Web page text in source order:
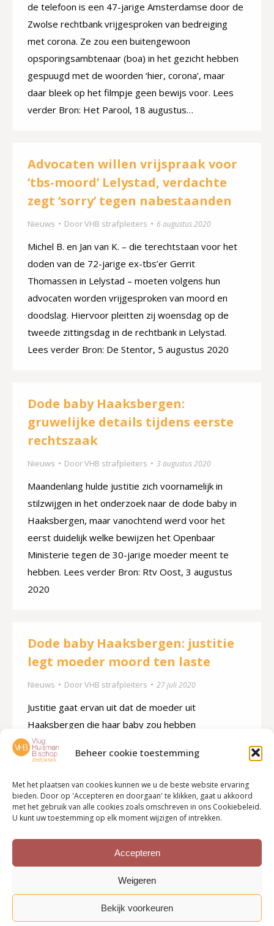
Beheer cookie toestemming
Met het plaatsen van cookies kunnen we u de beste website ervaring
bieden. Door op 'Accepteren en doorgaan' te klikken, gaat u akkoord
met het gebruik van alle cookies zoals omschreven in ons Cookiebeleid.
U kunt uw toestemming op elk moment wijzigen of intrekken.
Accepteren
Weigeren
Bekijk voorkeuren
de telefoon is een 47-jarige Amsterdamse door de
Zwolse rechtbank vrijgesproken van bedreiging
met corona. Ze zou een buitengewoon
opsporingsambtenaar (boa) in het gezicht hebben
gespuugd met de woorden ‘hier, corona’, maar
daar bleek op het filmpje geen bewijs voor. Lees
verder Bron: Het Parool, 18 augustus…
Advocaten willen vrijspraak voor
’tbs-moord’ Lelystad, verdachte
zegt ‘sorry’ tegen nabestaanden
Nieuws DoorVHB strafpleiters 6 augustus 2020
Michel B. en Jan van K. – die terechtstaan voor het
doden van de 72-jarige ex-tbs’er Gerrit
Thomassen in Lelystad – moeten volgens hun
advocaten worden vrijgesproken van moord en
doodslag. Hiervoor pleitten zij woensdag op de
tweede zittingsdag in de rechtbank in Lelystad.
Lees verder Bron: De Stentor, 5 augustus 2020
Dode baby Haaksbergen:
gruwelijke details tijdens eerste
rechtszaak
Nieuws DoorVHB strafpleiters 3 augustus 2020
Maandenlang hulde justitie zich voornamelijk in
stilzwijgen in het onderzoek naar de dode baby in
Haaksbergen, maar vanochtend werd voor het
eerst duidelijk welke bewijzen het Openbaar
Ministerie tegen de 30-jarige moeder meent te
hebben. Lees verder Bron: Rtv Oost, 3 augustus
2020
Dode baby Haaksbergen: justitie
legt moeder moord ten laste
Nieuws DoorVHB strafpleiters 27 juli 2020
Justitie gaat ervan uit dat de moeder uit
Haaksbergen die haar baby zou hebben
omgebracht, het kind met een vooropgezet plan
heeft gedood. Het OM legt de moeder namelijk
juli 2020
13 14
20
→